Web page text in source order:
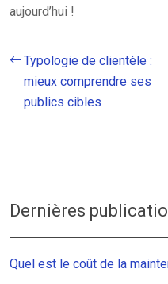
aujourd’hui !
Typologie de clientèle :
mieux comprendre ses
publics cibles
Dernières
Quel est le coût de la